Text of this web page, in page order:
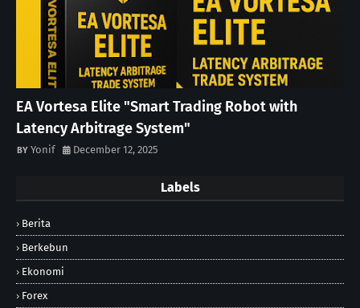
EA Vortesa Elite "Smart Trading Robot with
Latency Arbitrage System"
Yonif December 12, 2025
Labels
Berita
Berkebun
Ekonomi
Forex